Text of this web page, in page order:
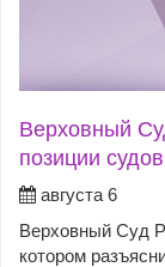
Верховный
позиции
августа 6
Верховный Суд
котором